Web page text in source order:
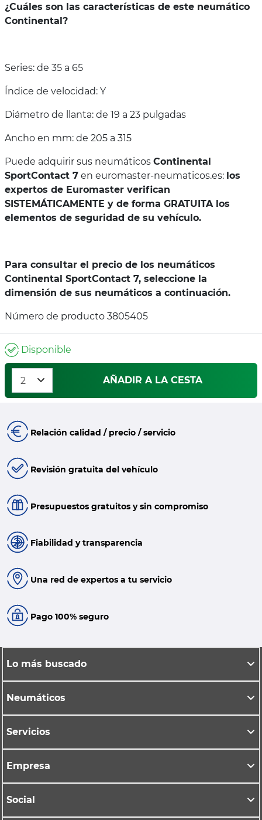
¿Cuáles son las características de este neumático
Continental?
Series: de 35 a 65
Índice de velocidad: Y
Diámetro de llanta: de 19 a 23 pulgadas
Ancho en mm: de 205 a 315
Puede adquirir sus neumáticos Continental
SportContact 7 en euromaster-neumaticos.es: los
expertos de Euromaster verifican
SISTEMÁTICAMENTE y de forma GRATUITA los
elementos de seguridad de su vehículo.
Para consultar el precio de los neumáticos
Continental SportContact 7, seleccione la
dimensión de sus neumáticos a continuación.
Número de producto 3805405
Disponible
AÑADIR A LA CESTA
Relación calidad / precio / servicio
Revisión gratuita del vehículo
Presupuestos gratuitos y sin compromiso
Fiabilidad y transparencia
Una red de expertos a tu servicio
Pago 100% seguro
Lo más buscado
Neumáticos
Servicios
Empresa
Social